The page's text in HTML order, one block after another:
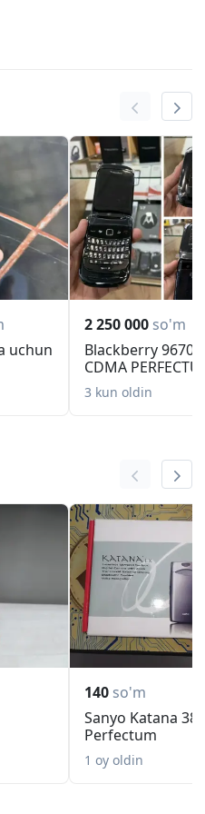
uchun
2 250 000 so'm
Blackberry 9670
CDMA PERFECTUM
Mobile Новый
Коробк...
3 kun oldin
140 so'm
Sanyo Katana 3800
Perfectum
1 oy oldin